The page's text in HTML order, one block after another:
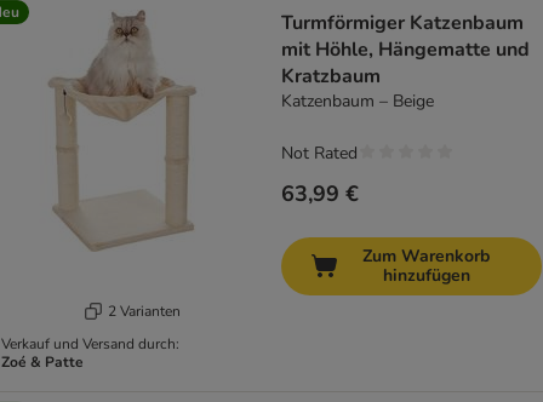
2 Varianten
Verkauf und Versand durch:
Zoé & Patte
Turmförmiger Katzenbaum
mit Höhle, Hängematte und
Kratzbaum
Katzenbaum – Beige
63,99 €
Not Rated
Zum Warenkorb
hinzufügen